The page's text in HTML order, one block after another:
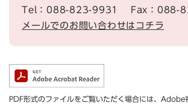
Tel：088-823-9931
Fax：088-
メールでのお問い合わせはコチラ
PDF形式のファイルをご覧いただく場合には、